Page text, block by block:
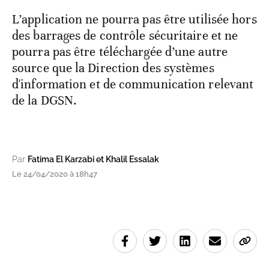
L’application ne pourra pas être utilisée hors
des barrages de contrôle sécuritaire et ne
pourra pas être téléchargée d’une autre
source que la Direction des systèmes
d'information et de communication relevant
de la DGSN.
Par Fatima El Karzabi et Khalil Essalak
Le 24/04/2020 à 18h47